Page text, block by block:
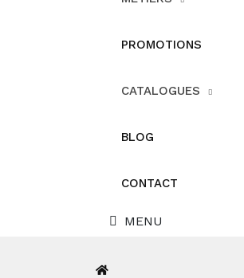
PROMOTIONS
CATALOGUES
BLOG
CONTACT
MENU